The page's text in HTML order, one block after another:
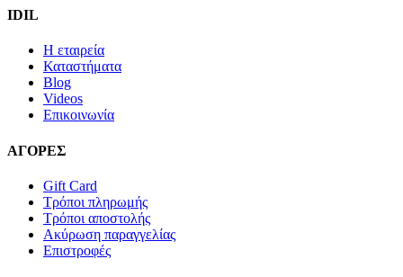
IDIL
Η εταιρεία
Καταστήματα
Blog
Videos
Επικοινωνία
ΑΓΟΡΕΣ
Gift Card
Τρόποι πληρωμής
Τρόποι αποστολής
Ακύρωση παραγγελίας
Επιστροφές